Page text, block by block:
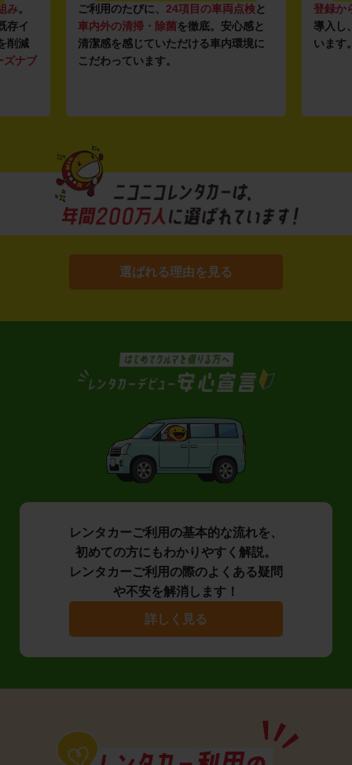
み。
存イ
削減
ズナブ
ご利用のたびに、 24項目の車両点検と
車内外の清掃・除菌を徹底。安心感と
清潔感を感じていただける車内環境に
こだわっています。
登録か
導入し
います
選ばれる理由を見る
レンタカーご利用の基本的な流れを、
初めての方にもわかりやすく解説。
レンタカーご利用の際のよくある疑問
や不安を解消します！
詳しく見る